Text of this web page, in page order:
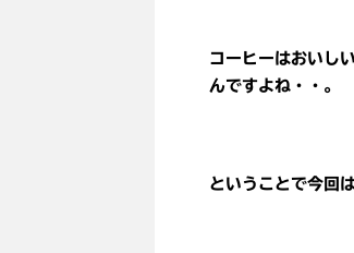
コーヒーはおいし
んですよね・・。
ということで今回